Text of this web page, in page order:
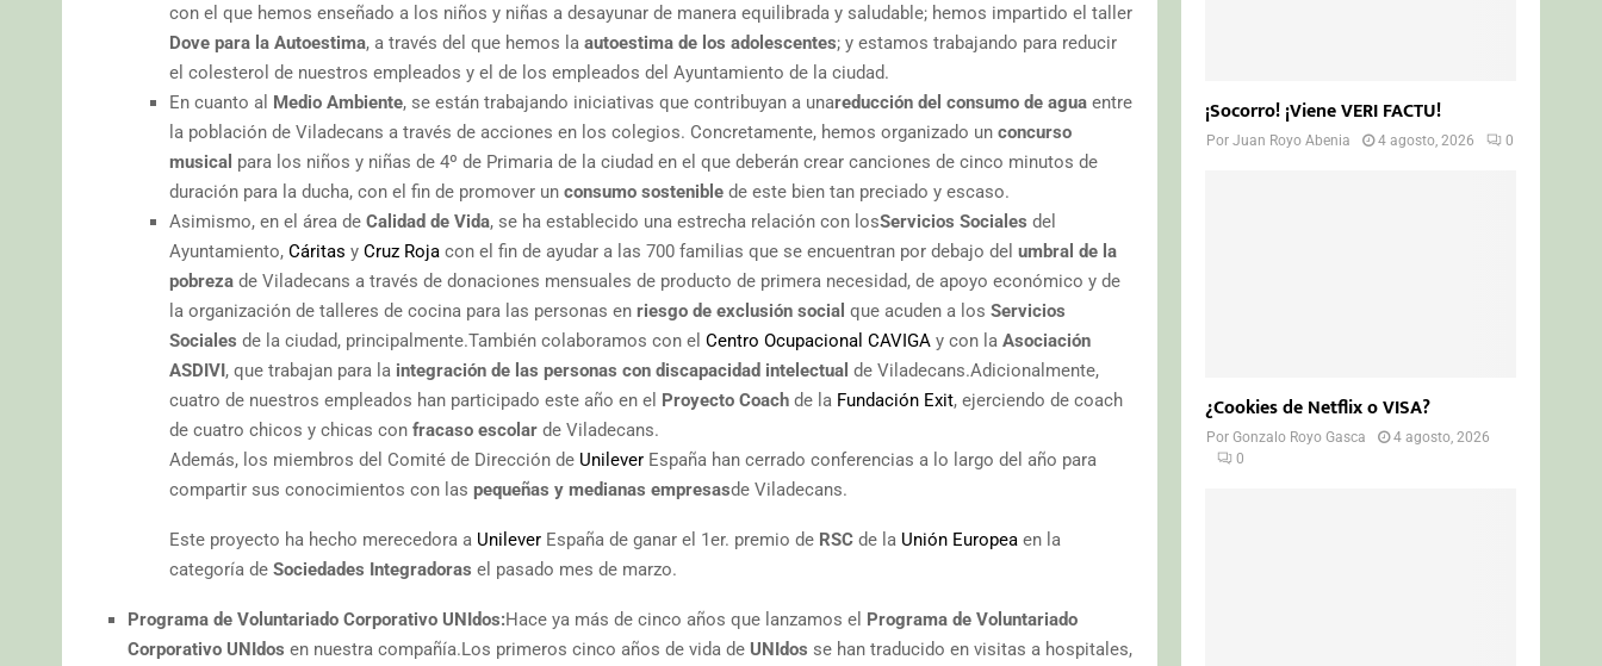
con el que hemos enseñado a los niños y niñas a desayunar de manera equilibrada y saludable; hemos impartido el taller
Dove para la Autoestima, a través del que hemos la autoestima de los adolescentes; y estamos trabajando para reducir
el colesterol de nuestros empleados y el de los empleados del Ayuntamiento de la ciudad.
En cuanto al Medio Ambiente, se están trabajando iniciativas que contribuyan a unareducción del consumo de agua entre
la población de Viladecans a través de acciones en los colegios. Concretamente, hemos organizado un concurso
musical para los niños y niñas de 4º de Primaria de la ciudad en el que deberán crear canciones de cinco minutos de
duración para la ducha, con el fin de promover un consumo sostenible de este bien tan preciado y escaso.
Asimismo, en el área de Calidad de Vida, se ha establecido una estrecha relación con losServicios Sociales del
Ayuntamiento, Cáritas y Cruz Roja con el fin de ayudar a las 700 familias que se encuentran por debajo del umbral de la
pobreza de Viladecans a través de donaciones mensuales de producto de primera necesidad, de apoyo económico y de
la organización de talleres de cocina para las personas en riesgo de exclusión social que acuden a los Servicios
Sociales de la ciudad, principalmente.También colaboramos con el Centro Ocupacional CAVIGA y con la Asociación
ASDIVI, que trabajan para la integración de las personas con discapacidad intelectual de Viladecans.Adicionalmente,
cuatro de nuestros empleados han participado este año en el Proyecto Coach de la Fundación Exit, ejerciendo de coach
de cuatro chicos y chicas con fracaso escolar de Viladecans.
Además, los miembros del Comité de Dirección de Unilever España han cerrado conferencias a lo largo del año para
compartir sus conocimientos con las pequeñas y medianas empresasde Viladecans.
Este proyecto ha hecho merecedora a Unilever España de ganar el 1er. premio de RSC de la Unión Europea en la
categoría de Sociedades Integradoras el pasado mes de marzo.
Programa de Voluntariado Corporativo UNIdos:Hace ya más de cinco años que lanzamos el Programa de Voluntariado
Corporativo UNIdos en nuestra compañía.Los primeros cinco años de vida de UNIdos se han traducido en visitas a hospitales,
¡Socorro! ¡Viene VERI FACTU!
PorJuan Royo Abenia 4 agosto, 2026 0
¿Cookies de Netflix o VISA?
PorGonzalo Royo Gasca
4 agosto, 2026
0